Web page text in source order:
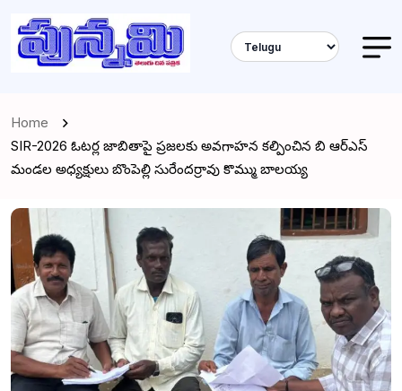
Home
SIR-2026 ఓటర్ల జాబితాపై ప్రజలకు అవగాహన కల్పించిన బి ఆర్ఎస్
మండల అధ్యక్షులు బొంపెల్లి సురేందర్రావు కొమ్ము బాలయ్య